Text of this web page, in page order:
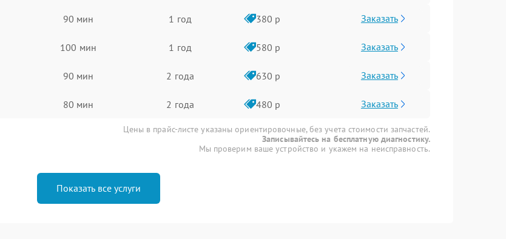
90 мин 1 год 380 р Заказать
100 мин 1 год 580 р Заказать
90 мин 2 года 630 р Заказать
80 мин 2 года 480 р Заказать
Цены в прайс-листе указаны ориентировочные, без учета стоимости запчастей.
Записывайтесь на бесплатную диагностику.
Мы проверим ваше устройство и укажем на неисправность.
Показать все услуги